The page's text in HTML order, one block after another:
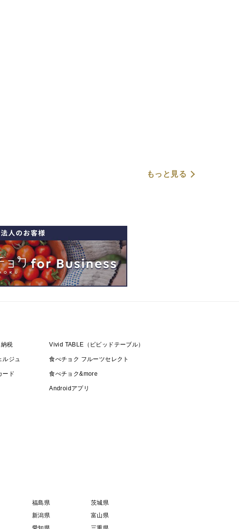
もっと見る
税 Vivid TABLE（ビビッドテーブル）
ジュ 食べチョク フルーツセレクト
ード 食べチョク&more
Androidアプリ
福島県
茨城県
新潟県
富山県